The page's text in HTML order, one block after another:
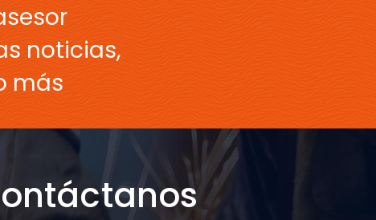
noticias,
más